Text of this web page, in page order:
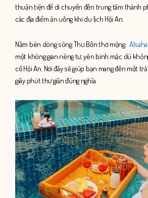
thuận tiện để di chuyển đến trung tâm thành
các địa điểm ăn uống khi du lịch Hội An.
Nằm bên dòng sông Thu Bồn thơ mộng.
một không gian riêng tư, yên bình mặc dù
cổ Hội An. Nơi đây sẽ giúp bạn mang đến một
giây phút thư giãn đúng nghĩa.